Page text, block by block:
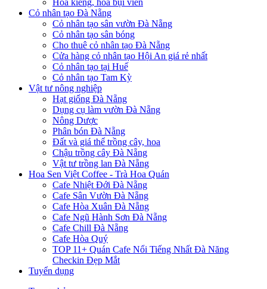
Hoa kiểng, hoa bụi viền
Cỏ nhân tạo Đà Nẵng
Cỏ nhân tạo sân vườn Đà Nẵng
Cỏ nhân tạo sân bóng
Cho thuê cỏ nhân tạo Đà Nẵng
Cửa hàng cỏ nhân tạo Hội An giá rẻ nhất
Cỏ nhân tạo tại Huế
Cỏ nhân tạo Tam Kỳ
Vật tư nông nghiệp
Hạt giống Đà Nẵng
Dụng cụ làm vườn Đà Nẵng
Nông Dược
Phân bón Đà Nẵng
Đất và giá thể trồng cây, hoa
Chậu trồng cây Đà Nẵng
Vật tư trồng lan Đà Nẵng
Hoa Sen Việt Coffee - Trà Hoa Quán
Cafe Nhiệt Đới Đà Nẵng
Cafe Sân Vườn Đà Nẵng
Cafe Hòa Xuân Đà Nẵng
Cafe Ngũ Hành Sơn Đà Nẵng
Cafe Chill Đà Nẵng
Cafe Hòa Quý
TOP 11+ Quán Cafe Nổi Tiếng Nhất Đà Năng
Checkin Đẹp Mắt
Tuyển dụng